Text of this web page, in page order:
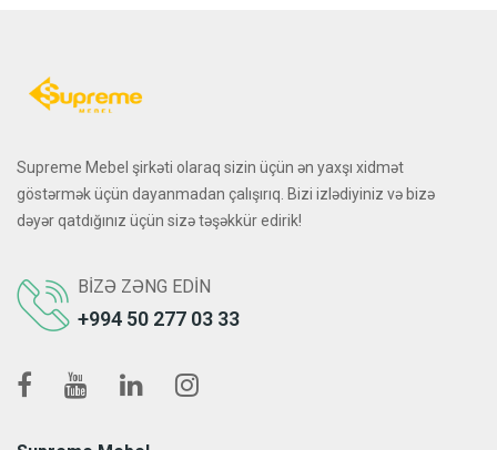
Supreme Mebel şirkəti olaraq sizin üçün ən yaxşı xidmət
göstərmək üçün dayanmadan çalışırıq. Bizi izlədiyiniz və bizə
dəyər qatdığınız üçün sizə təşəkkür edirik!
BIZƏ ZƏNG EDIN
+994 50 277 03 33